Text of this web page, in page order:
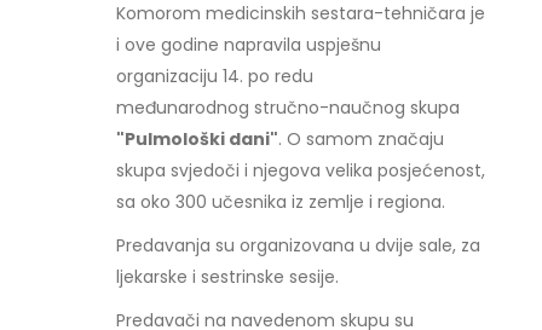
Komorom medicinskih sestara-tehničara je
i ove godine napravila uspješnu
organizaciju 14. po redu
međunarodnog stručno-naučnog skupa
"Pulmološki dani". O samom značaju
skupa svjedoči i njegova velika posjećenost,
sa oko 300 učesnika iz zemlje i regiona.
Predavanja su organizovana u dvije sale, za
ljekarske i sestrinske sesije.
Predavači na navedenom skupu su